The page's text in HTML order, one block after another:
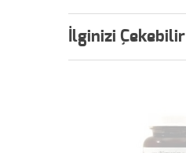
İlginizi Çekebilir